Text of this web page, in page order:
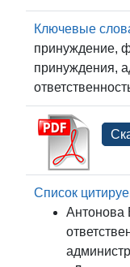
Ключевые
принуждение,
принуждения,
Список
Антонова